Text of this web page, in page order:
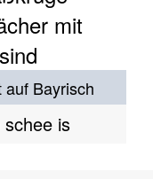
Bayrisch
is